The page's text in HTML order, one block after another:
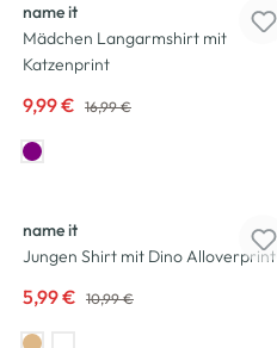
name it
Mädchen Langarmshirt mit
Katzenprint
9,99 € 16,99 €
name it
Jungen Shirt mit Dino Alloverprint
5,99 € 10,99 €